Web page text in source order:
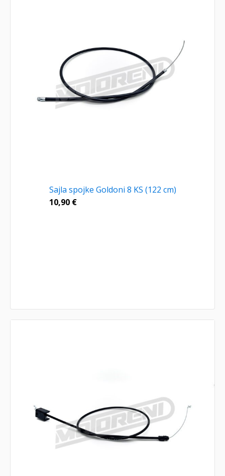
Sajla spojke Goldoni 8 KS (122 cm)
10,90 €